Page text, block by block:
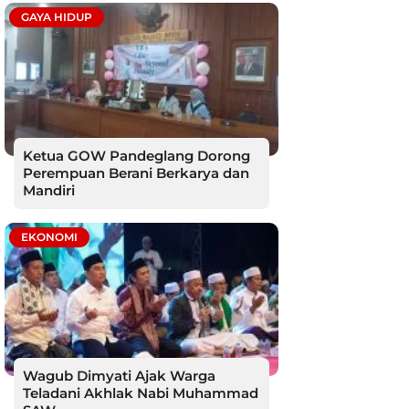
GAYA HIDUP
Ketua GOW Pandeglang Dorong
Perempuan Berani Berkarya dan
Mandiri
EKONOMI
Wagub Dimyati Ajak Warga
Teladani Akhlak Nabi Muhammad